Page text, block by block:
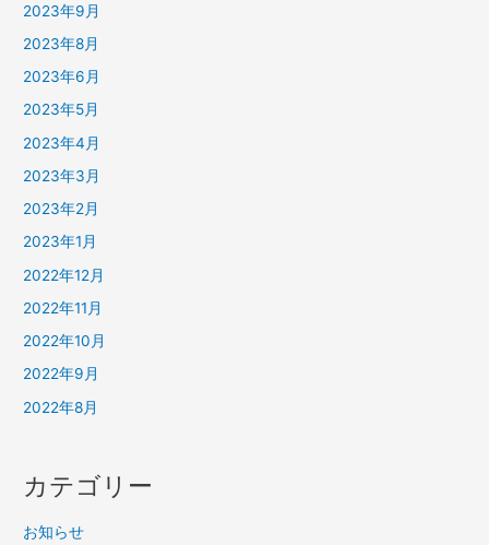
2023年9月
2023年8月
2023年6月
2023年5月
2023年4月
2023年3月
2023年2月
2023年1月
2022年12月
2022年11月
2022年10月
2022年9月
2022年8月
カテゴリー
お知らせ